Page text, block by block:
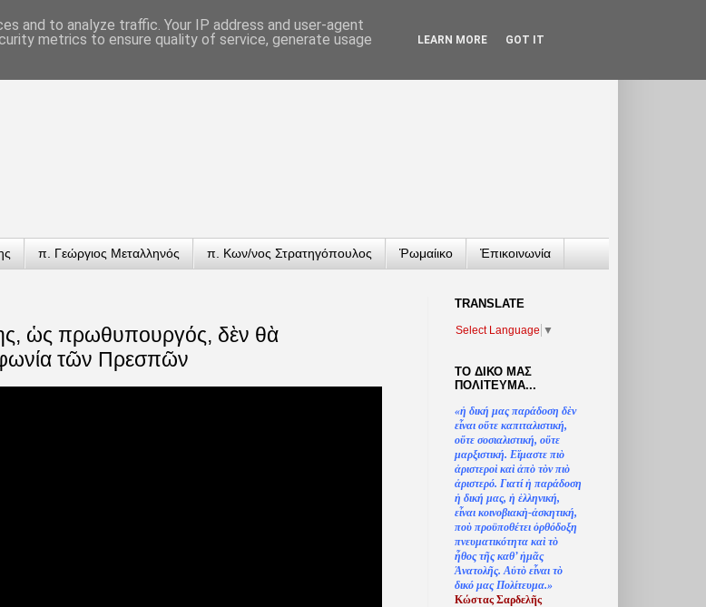
π. Γεώργιος Μεταλληνός π. Κων/νος Στρατηγόπουλος Ῥωμαίικο Ἐπικοινωνία
ὡς πρωθυπουργός, δὲν θὰ
τῶν Πρεσπῶν
TRANSLATΕ
Select Language ▼
ΤΟ ΔΙΚΟ ΜΑΣ
ΠΟΛΙΤΕΥΜΑ...
«ἡ δική μας παράδοση δὲν
εἶναι οὔτε καπιταλιστική,
οὔτε σοσιαλιστική, οὔτε
μαρξιστική. Εἴμαστε πιὸ
ἀριστεροὶ καὶ ἀπὸ τὸν πιὸ
ἀριστερό. Γιατίἡ παράδοση
ἡ δική μας, ἡ ἑλληνική,
εἶναι κοινοβιακὴ-ἀσκητική,
ποὺ προϋποθέτει ὀρθόδοξη
πνευματικότητα καὶ τὸ
ἦθος τῆς καθ’ἠμᾶς
Ἀνατολῆς. Αὐτὸ εἶναι τὸ
δικό μας Πολίτευμα.»
Κώστας Σαρδελῆς
and to analyze traffic. Your IP address and user-agent
metrics to ensure quality of service, generate usage
LEARN MORE GOT IT